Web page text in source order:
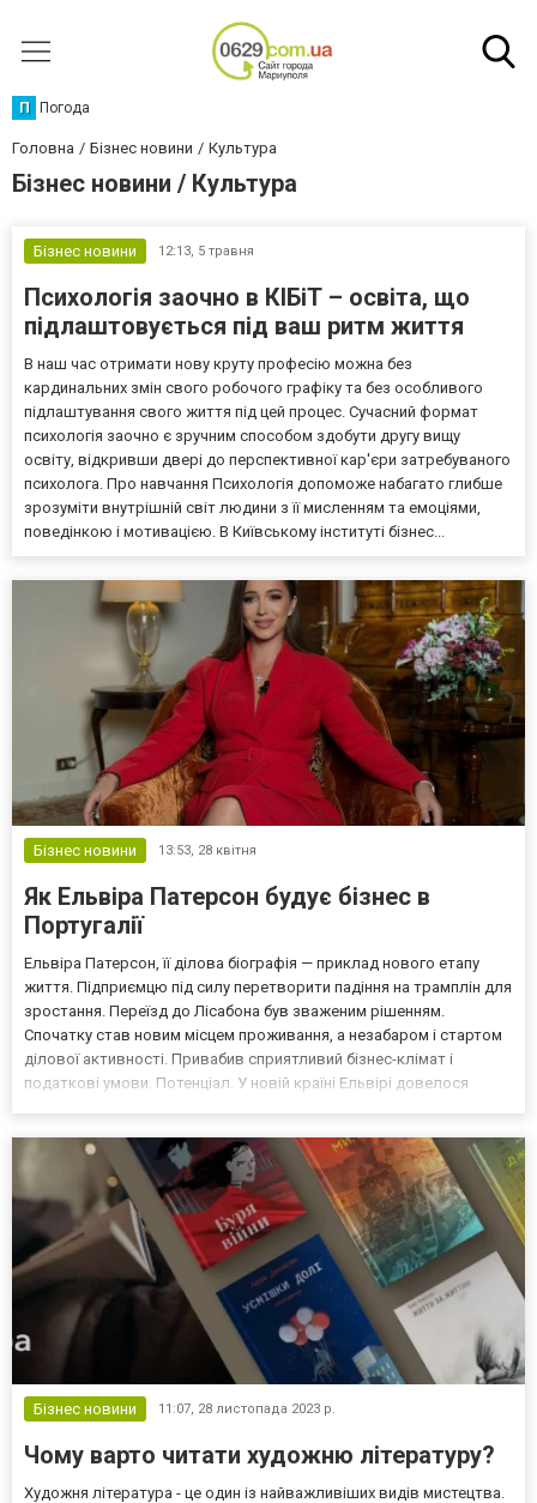
П Погода
Головна Бізнес новини Культура
Бізнес новини / Культура
Бізнес новини 12:13, 5 травня
Психологія заочно в КІБіТ – освіта, що
підлаштовується під ваш ритм життя
В наш час отримати нову круту професію можна без
кардинальних змін свого робочого графіку та без особливого
підлаштування свого життя під цей процес. Сучасний формат
психологія заочно є зручним способом здобути другу вищу
освіту, відкривши двері до перспективної кар'єри затребуваного
психолога. Про навчання Психологія допоможе набагато глибше
зрозуміти внутрішній світ людини з її мисленням та емоціями,
поведінкою і мотивацією. В Київському інституті бізнес...
Бізнес новини 13:53, 28 квітня
Як Ельвіра Патерсон будує бізнес в
Португалії
Ельвіра Патерсон, її ділова біографія — приклад нового етапу
життя. Підприємцю під силу перетворити падіння на трамплін для
зростання. Переїзд до Лісабона був зваженим рішенням.
Спочатку став новим місцем проживання, а незабаром і стартом
ділової активності. Привабив сприятливий бізнес-клімат і
податкові умови. Потенціал. У новій країні Ельвірі довелося
Бізнес новини 11:07, 28 листопада 2023 р.
Чому варто читати художню літературу?
Художня література - це один із найважливіших видів мистецтва.